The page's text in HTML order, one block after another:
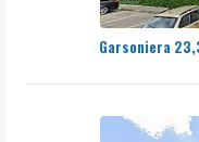
Garsoniera